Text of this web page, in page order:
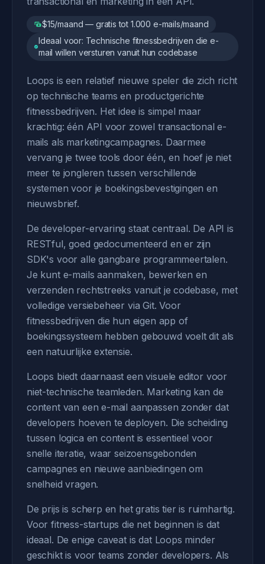
$15/maand — gratis tot 1.000 e-mails/maand
Ideaal voor: Technische fitnessbedrijven die e-
mail willen versturen vanuit hun codebase
Loops is een relatief nieuwe speler die zich richt
op technische teams en productgerichte
fitnessbedrijven. Het idee is simpel maar
krachtig: één API voor zowel transactional e-
mails als marketingcampagnes. Daarmee
vervang je twee tools door één, en hoef je niet
meer te jongleren tussen verschillende
systemen voor je boekingsbevestigingen en
nieuwsbrief.
De developer-ervaring staat centraal. De API is
RESTful, goed gedocumenteerd en er zijn
SDK's voor alle gangbare programmeertalen.
Je kunt e-mails aanmaken, bewerken en
verzenden rechtstreeks vanuit je codebase, met
volledige versiebeheer via Git. Voor
fitnessbedrijven die hun eigen app of
boekingssysteem hebben gebouwd voelt dit als
een natuurlijke extensie.
Loops biedt daarnaast een visuele editor voor
niet-technische teamleden. Marketing kan de
content van een e-mail aanpassen zonder dat
developers hoeven te deployen. Die scheiding
tussen logica en content is essentieel voor
snelle iteratie, waar seizoensgebonden
campagnes en nieuwe aanbiedingen om
snelheid vragen.
De prijs is scherp en het gratis tier is ruimhartig.
Voor fitness-startups die net beginnen is dat
ideaal. De enige caveat is dat Loops minder
geschikt is voor teams zonder developers. Als